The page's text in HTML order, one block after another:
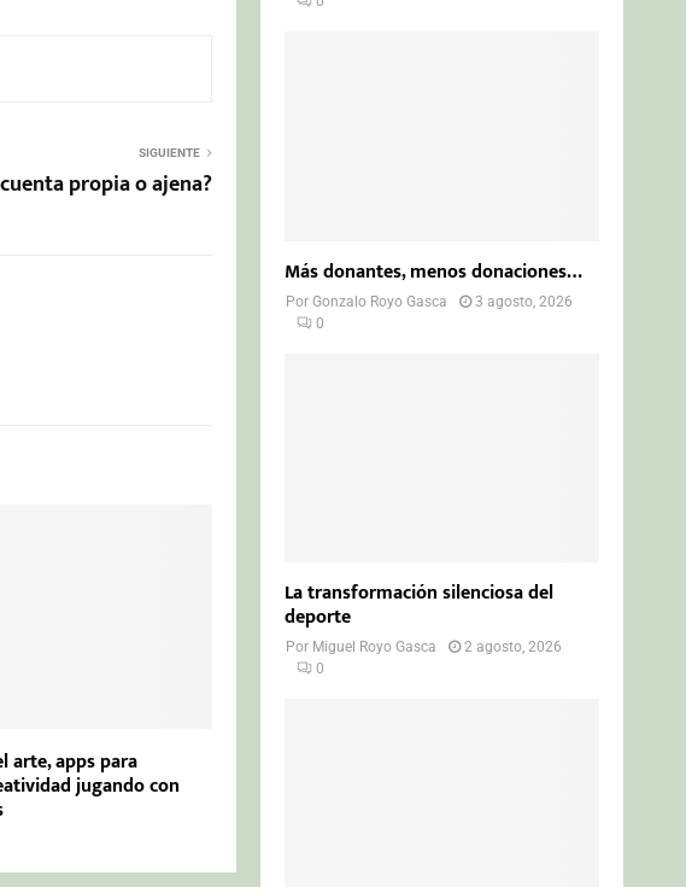
SIGUIENTE
propia o ajena?
arte, apps para
jugando con
Más donantes, menos donaciones…
PorGonzalo Royo Gasca
3 agosto, 2026
0
La transformación silenciosa del
deporte
Por Miguel Royo Gasca
2 agosto, 2026
0